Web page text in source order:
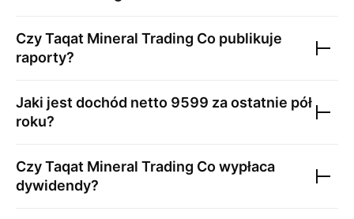
CzyTaqat Mineral Trading Co publikuje
raporty?
Jaki jest dochód netto 9599 za ostatnie pół
roku?
CzyTaqat Mineral Trading Cowypłaca
dywidendy?